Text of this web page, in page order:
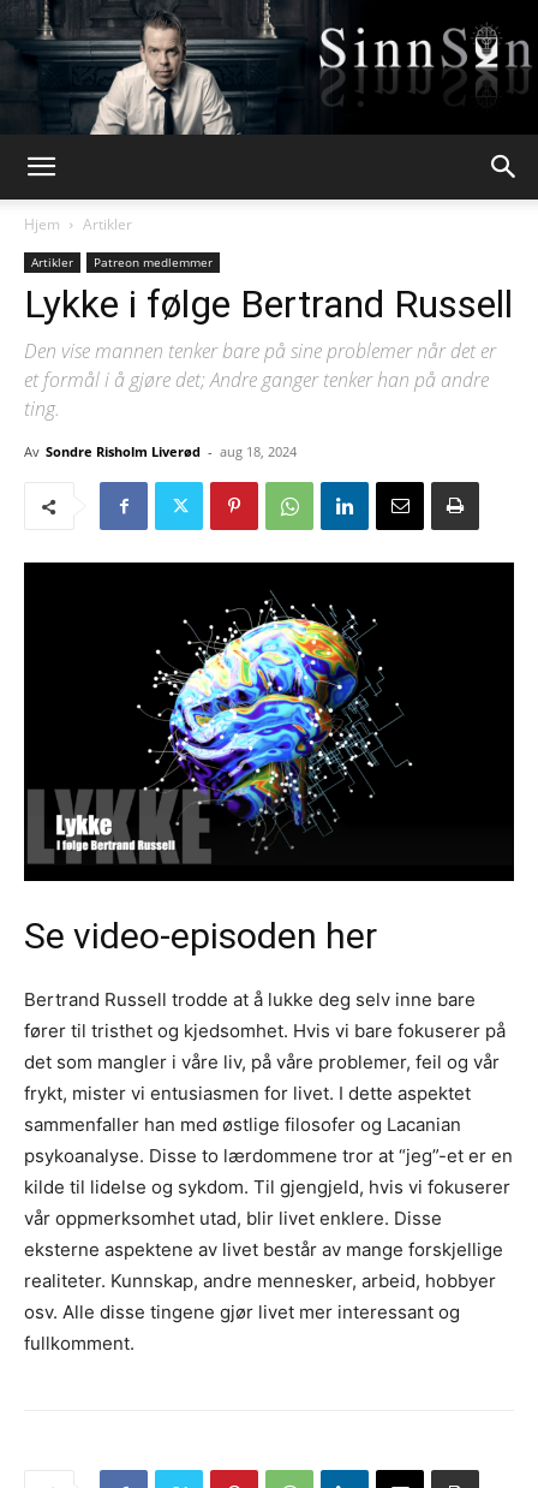
Hjem
Artikler
Artikler Patreon medlemmer
Lykke i følge Bertrand Russell
Den vise mannen tenker bare på sine problemer når det er
et formål i å gjøre det; Andre ganger tenker han på andre
ting.
Av Sondre Risholm Liverød - aug 18, 2024
Se video-episoden her
Bertrand Russell trodde at å lukke deg selv inne bare
fører til tristhet og kjedsomhet. Hvis vi bare fokuserer på
det som mangler i våre liv, på våre problemer, feil og vår
frykt, mister vi entusiasmen for livet. I dette aspektet
sammenfaller han med østlige filosofer og Lacanian
psykoanalyse. Disse to lærdommene tror at “jeg”-et er en
kilde til lidelse og sykdom. Til gjengjeld, hvis vi fokuserer
vår oppmerksomhet utad, blir livet enklere. Disse
eksterne aspektene av livet består av mange forskjellige
realiteter. Kunnskap, andre mennesker, arbeid, hobbyer
osv. Alle disse tingene gjør livet mer interessant og
fullkomment.